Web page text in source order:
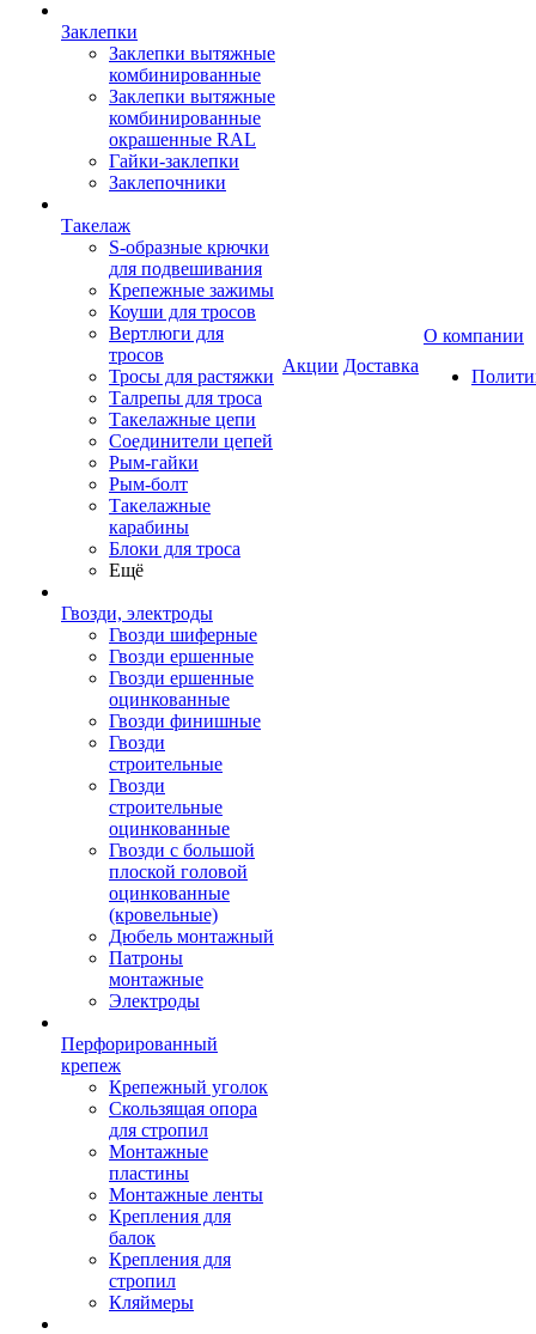
Заклепки
Заклепки вытяжные
комбинированные
Заклепки вытяжные
комбинированные
окрашенные RAL
Гайки-заклепки
Заклепочники
Такелаж
S-образные крючки
для подвешивания
Крепежные зажимы
Коуши для тросов
Вертлюги для
тросов
Тросы для растяжки
Талрепы для троса
Такелажные цепи
Соединители цепей
Рым-гайки
Рым-болт
Такелажные
карабины
Блоки для троса
Ещё
Гвозди, электроды
Гвозди шиферные
Гвозди ершенные
Гвозди ершенные
оцинкованные
Гвозди финишные
Гвозди
строительные
Гвозди
строительные
оцинкованные
Гвозди с большой
плоской головой
оцинкованные
(кровельные)
Дюбель монтажный
Патроны
монтажные
Электроды
Перфорированный
крепеж
Крепежный уголок
Скользящая опора
для стропил
Монтажные
пластины
Монтажные ленты
Крепления для
балок
Крепления для
стропил
Кляймеры
Акции Доставка
О компании